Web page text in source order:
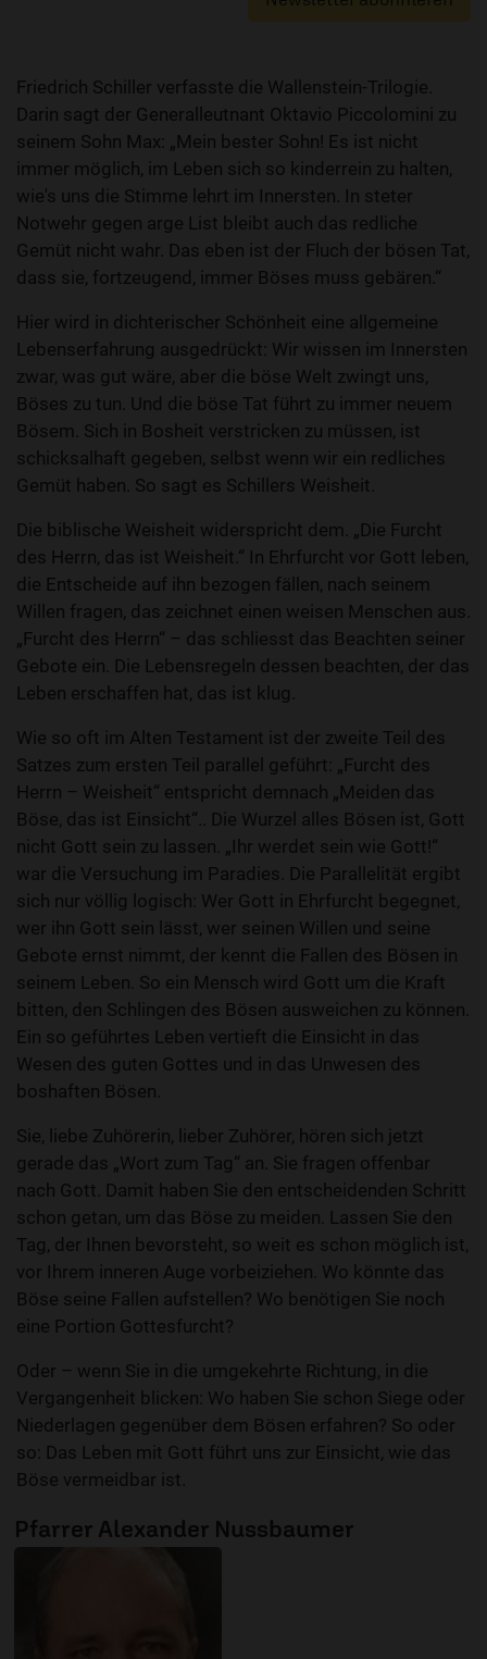
Friedrich Schiller verfasste die Wallenstein-Trilogie.
Darin sagt der Generalleutnant Oktavio Piccolomini zu
seinem Sohn Max: „Mein bester Sohn! Es ist nicht
immer möglich, im Leben sich so kinderrein zu halten,
wie's uns die Stimme lehrt im Innersten. In steter
Notwehr gegen arge List bleibt auch das redliche
Gemüt nicht wahr. Das eben ist der Fluch der bösen Tat,
dass sie, fortzeugend, immer Böses muss gebären.“
Hier wird in dichterischer Schönheit eine allgemeine
Lebenserfahrung ausgedrückt: Wir wissen im Innersten
zwar, was gut wäre, aber die böse Welt zwingt uns,
Böses zu tun. Und die böse Tat führt zu immer neuem
Bösem. Sich in Bosheit verstricken zu müssen, ist
schicksalhaft gegeben, selbst wenn wir ein redliches
Gemüt haben. So sagt es Schillers Weisheit.
Die biblische Weisheit widerspricht dem. „Die Furcht
des Herrn, das ist Weisheit.“ In Ehrfurcht vor Gott leben,
die Entscheide auf ihn bezogen fällen, nach seinem
Willen fragen, das zeichnet einen weisen Menschen aus.
„Furcht des Herrn“ – das schliesst das Beachten seiner
Gebote ein. Die Lebensregeln dessen beachten, der das
Leben erschaffen hat, das ist klug.
Wie so oft im Alten Testament ist der zweite Teil des
Satzes zum ersten Teil parallel geführt: „Furcht des
Herrn – Weisheit“ entspricht demnach „Meiden das
Böse, das ist Einsicht“.. Die Wurzel alles Bösen ist, Gott
nicht Gott sein zu lassen. „Ihr werdet sein wie Gott!“
war die Versuchung im Paradies. Die Parallelität ergibt
sich nur völlig logisch: Wer Gott in Ehrfurcht begegnet,
wer ihn Gott sein lässt, wer seinen Willen und seine
Gebote ernst nimmt, der kennt die Fallen des Bösen in
seinem Leben. So ein Mensch wird Gott um die Kraft
bitten, den Schlingen des Bösen ausweichen zu können.
Ein so geführtes Leben vertieft die Einsicht in das
Wesen des guten Gottes und in das Unwesen des
boshaften Bösen.
Sie, liebe Zuhörerin, lieber Zuhörer, hören sich jetzt
gerade das „Wort zum Tag“ an. Sie fragen offenbar
nach Gott. Damit haben Sie den entscheidenden Schritt
schon getan, um das Böse zu meiden. Lassen Sie den
Tag, der Ihnen bevorsteht, so weit es schon möglich ist,
vor Ihrem inneren Auge vorbeiziehen. Wo könnte das
Böse seine Fallen aufstellen? Wo benötigen Sie noch
eine Portion Gottesfurcht?
Oder – wenn Sie in die umgekehrte Richtung, in die
Vergangenheit blicken: Wo haben Sie schon Siege oder
Niederlagen gegenüber dem Bösen erfahren? So oder
so: Das Leben mit Gott führt uns zur Einsicht, wie das
Böse vermeidbar ist.
Pfarrer Alexander Nussbaumer